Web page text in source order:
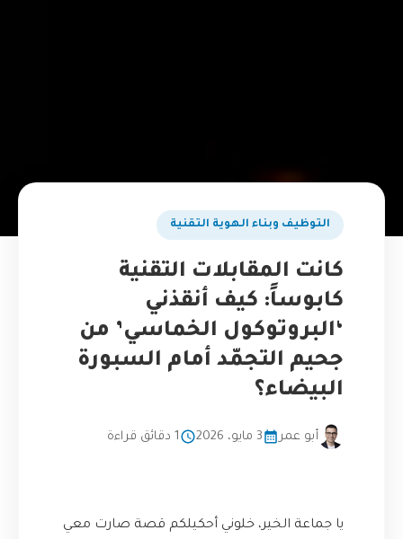
التوظيف وبناء الهوية التقنية
كانت المقابلات التقنية
كابوساً: كيف أنقذني
‘البروتوكول الخماسي’ من
جحيم التجمّد أمام السبورة
البيضاء؟
أبو عمر 3 مايو، 2026 1 دقائق قراءة
يا جماعة الخير، خلوني أحكيلكم قصة صارت معي